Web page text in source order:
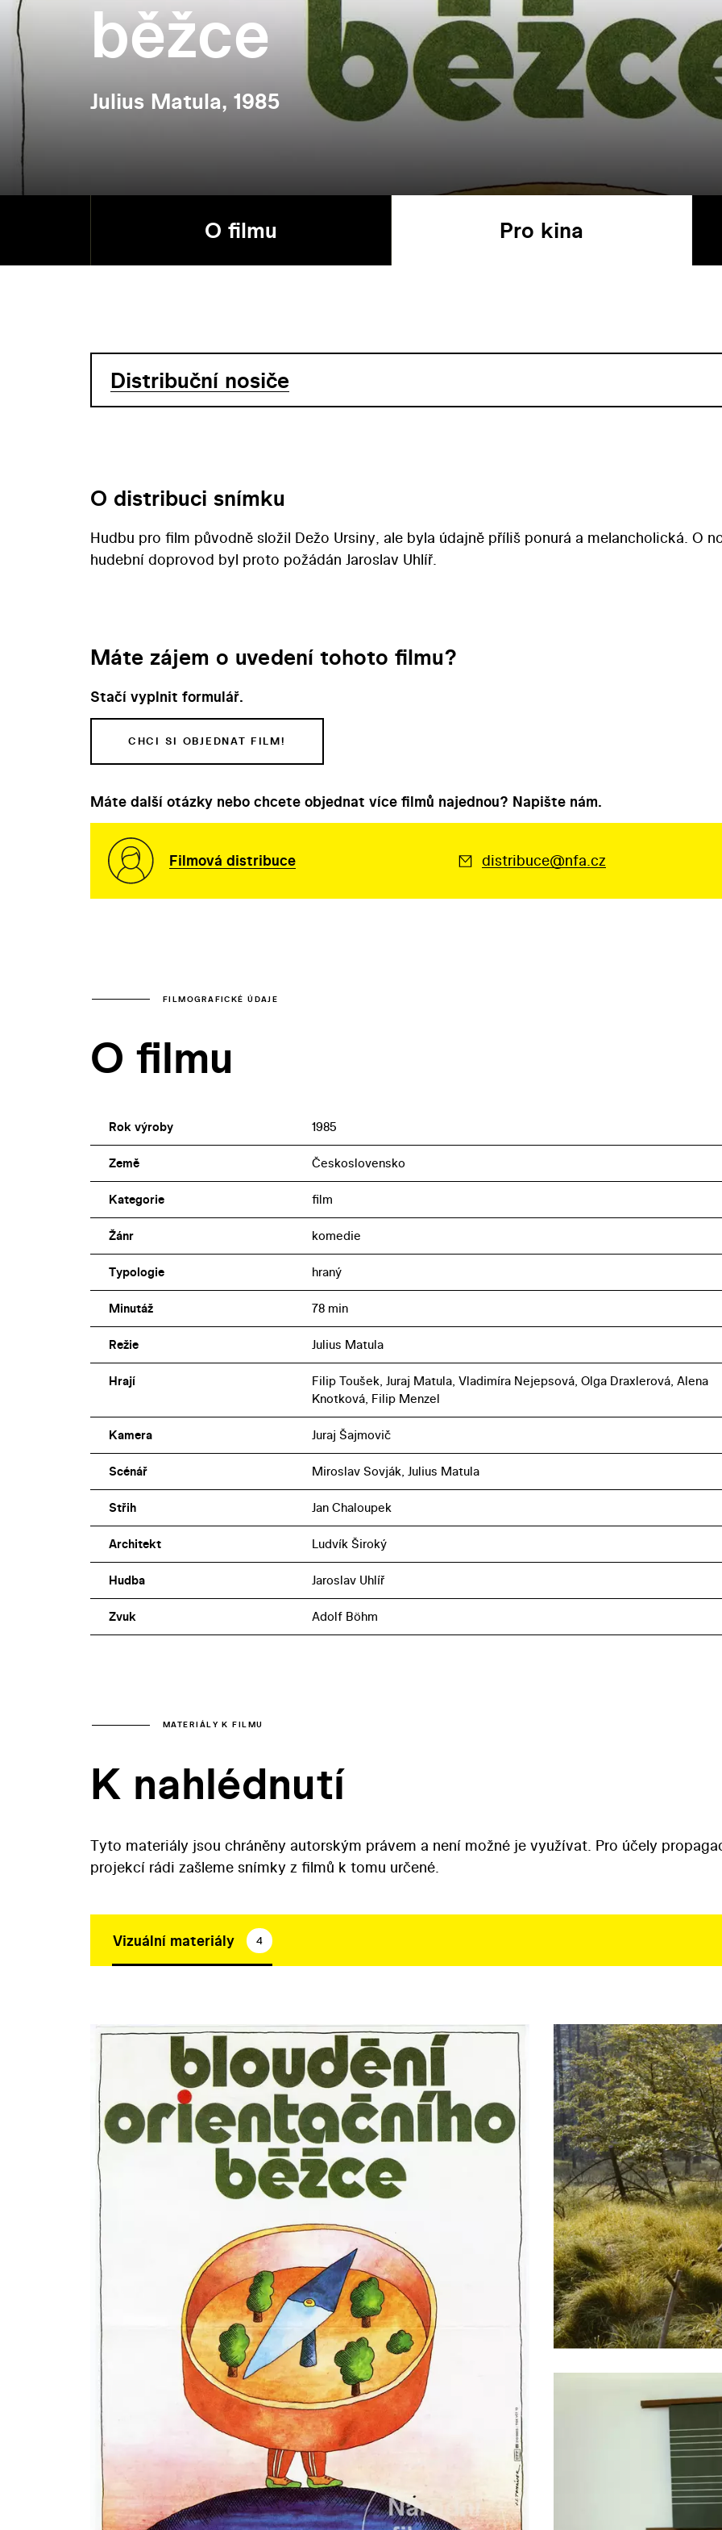
běžce
Julius Matula, 1985
O filmu Pro kina
Distribuční nosiče
O distribuci snímku
Hudbu pro film původně složil Dežo Ursiny, ale byla údajně příliš ponurá a melancholická. O
hudební doprovod byl proto požádán Jaroslav Uhlíř.
Máte zájem o uvedení tohoto filmu?
Stačí vyplnit formulář.
CHCI SI OBJEDNAT FILM!
Máte další otázky nebo chcete objednat více filmů najednou? Napište nám.
Filmová distribuce distribuce@nfa.cz
FILMOGRAFICKÉ ÚDAJE
O filmu
Rok výroby 1985
Země Československo
Kategorie film
Žánr komedie
Typologie hraný
Minutáž 78 min
Režie Julius Matula
Hrají
Filip Toušek, Juraj Matula, Vladimíra Nejepsová, Olga Draxlerová, Alena
Knotková, Filip Menzel
Kamera Juraj Šajmovič
Scénář Miroslav Sovják, Julius Matula
Střih Jan Chaloupek
Architekt Ludvík Široký
Hudba Jaroslav Uhlíř
Zvuk Adolf Böhm
MATERIÁLY K FILMU
K nahlédnutí
Tyto materiály jsou chráněny autorským právem a není možné je využívat. Pro účely
projekcí rádi zašleme snímky z filmů k tomu určené.
Vizuální materiály 4